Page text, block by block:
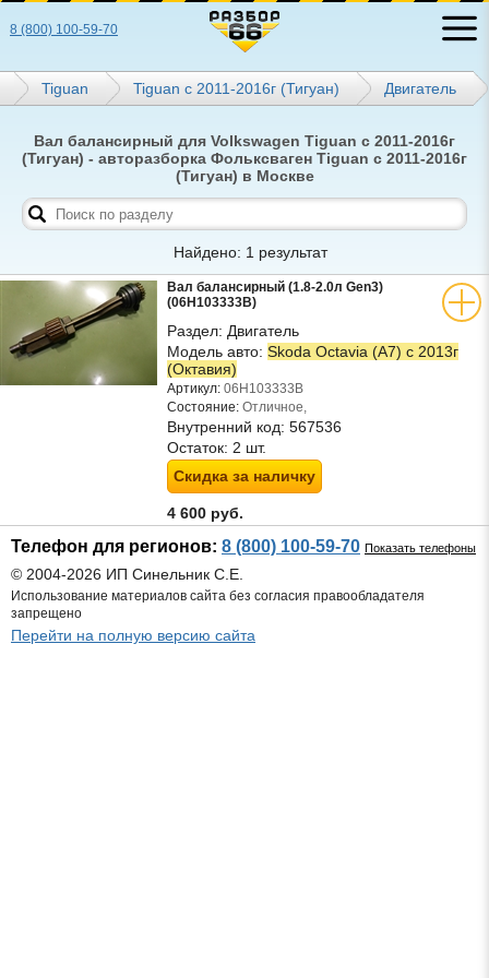
8 (800) 100-59-70
Tiguan Tiguan с 2011-2016г (Тигуан) Двигатель
Вал балансирный для Volkswagen Tiguan с 2011-2016г
(Тигуан) - авторазборка Фольксваген Tiguan с 2011-2016г
(Тигуан) в Москве
Найдено: 1 результат
Вал балансирный (1.8-2.0л Gen3)
(06H103333B)
Раздел: Двигатель
Модель авто: Skoda Octavia (A7) с 2013г
(Октавия)
Артикул: 06H103333B
Состояние: Отличное,
Внутренний код: 567536
Остаток: 2 шт.
Скидка за наличку
4 600 руб.
Телефон для регионов: 8 (800) 100-59-70 Показать телефоны
© 2004-2026 ИП Синельник С.Е.
Использование материалов сайта без согласия правообладателя
запрещено
Перейти на полную версию сайта